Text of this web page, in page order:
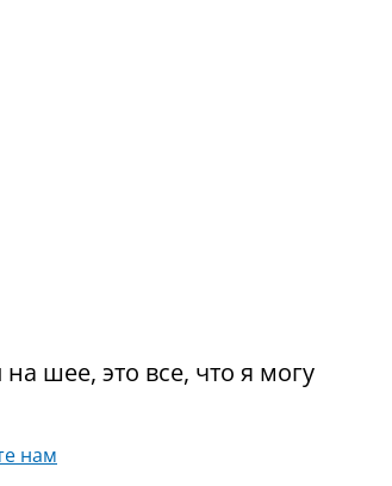
шее, это все, что я могу
нам